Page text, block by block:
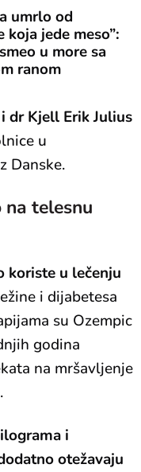
umrlo od
koja jede meso”:
u more sa
ranom
dr Kjell Erik Julius
u
Danske.
na telesnu
koriste u lečenju
i dijabetesa
su Ozempic
godina
na mršavljenje
i
otežavaju